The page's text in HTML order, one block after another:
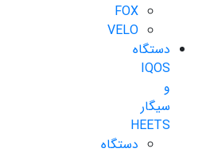
FOX
VELO
دستگاه
IQOS
و
سیگار
HEETS
دستگاه